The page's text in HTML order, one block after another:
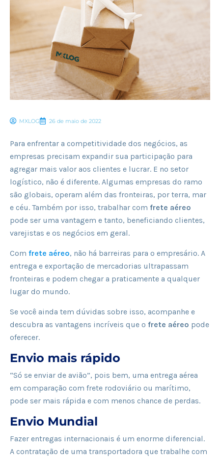
MXLOG 26 de maio de 2022
Para enfrentar a competitividade dos negócios, as
empresas precisam expandir sua participação para
agregar mais valor aos clientes e lucrar. E no setor
logístico, não é diferente. Algumas empresas do ramo
são globais, operam além das fronteiras, por terra, mar
e céu. Também por isso, trabalhar com frete aéreo
pode ser uma vantagem e tanto, beneficiando clientes,
varejistas e os negócios em geral.
Com frete aéreo, não há barreiras para o empresário. A
entrega e exportação de mercadorias ultrapassam
fronteiras e podem chegar a praticamente a qualquer
lugar do mundo.
Se você ainda tem dúvidas sobre isso, acompanhe e
descubra as vantagens incríveis que o frete aéreo pode
oferecer.
Envio mais rápido
“Só se enviar de avião”, pois bem, uma entrega aérea
em comparação com frete rodoviário ou marítimo,
pode ser mais rápida e com menos chance de perdas.
Envio Mundial
Fazer entregas internacionais é um enorme diferencial.
A contratação de uma transportadora que trabalhe com